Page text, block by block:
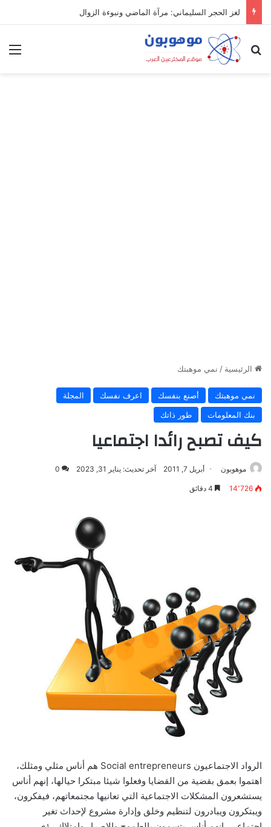
لغز الحجر السليماني: مرآة الماضي ونبوءة الزوال
بحث عن
الرئيسية / نمي موهبتك
نمي موهبتك أصنع بنفسك اعرف نفسك
المجلة
بنك المعلومات
طور ذاتك
كيف تصبح رائدا اجتماعيا
موهوبون أبريل 7, 2011 آخر تحديث: يناير 31, 2023 0
14٬726
الرواد الاجتماعيون Social entrepreneurs هم أناس مثلي ومثلك،
اهتموا بعمق بقضية من القضايا وفعلوا شيئا مبتكرا حيالها، إنهم أناس
يستشعرون المشكلات الاجتماعية التي تعانيها مجتمعاتهم، فيفكرون،
ويبتكرون ويبادرون لتنظيم وخلق وإدارة مشروع لإحداث تغير